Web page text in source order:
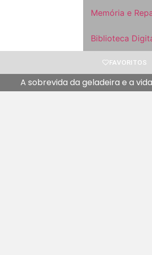
Memória e
Biblioteca
FAVORITOS
A sobrevida da geladeira e a